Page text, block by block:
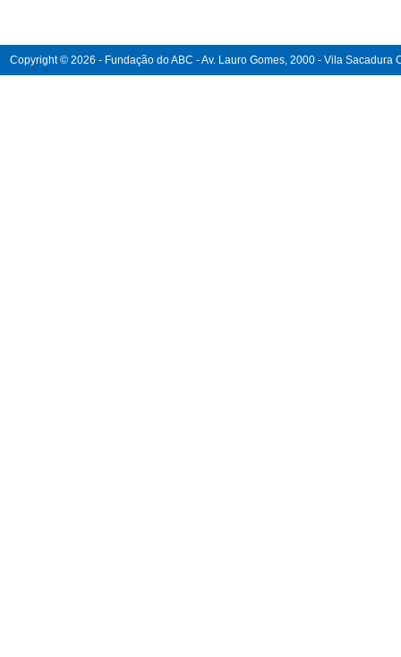
Copyright © 2026 - Fundação do ABC - Av. Lauro Gomes, 2000 - Vila